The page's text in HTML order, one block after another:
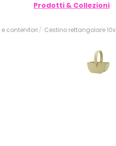
Prodotti & Collezioni
e contenitori Cestino rettangolare